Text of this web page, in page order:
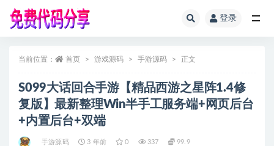
登录
当前位置： 首页 游戏源码 手游源码 正文
S099大话回合手游【精品西游之星阵1.4修
复版】最新整理Win半手工服务端+网页后台
+内置后台+双端
手游源码 3 年前 0 337 99.9